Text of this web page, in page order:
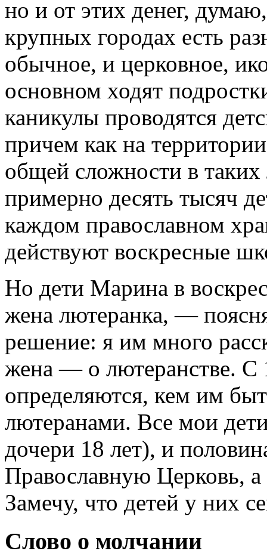
но и от этих денег,
крупных городах есть
обычное, и церковное,
основном ходят
каникулы проводятся
причем как на
общей сложности в таких
примерно десять тысяч
каждом православном
действуют воскресные
Но дети Марина в
жена лютеранка, —
решение: я им много
жена — о лютеранстве. С
определяются, кем им
лютеранами. Все мои
дочери 18 лет), и
Православную Церковь,
Замечу, что детей у них
Слово о молчании